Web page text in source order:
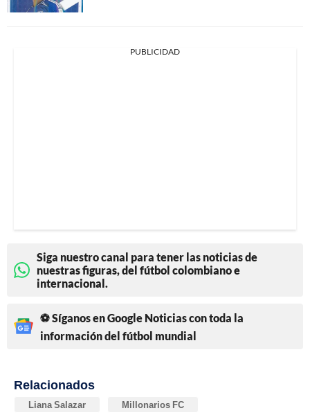
PUBLICIDAD
Siga nuestro canal para tener las noticias de
nuestras figuras, del fútbol colombiano e
internacional.
⚽ Síganos en Google Noticias con toda la
información del fútbol mundial
Relacionados
Liana Salazar Millonarios FC